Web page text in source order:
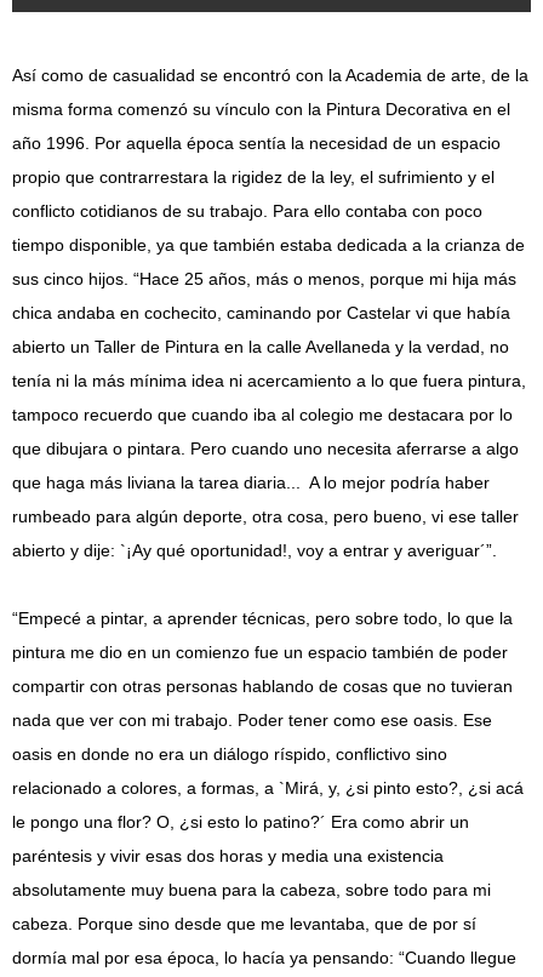
Así como de casualidad se encontró con la Academia de arte, de la
misma forma comenzó su vínculo con la Pintura Decorativa en el
año 1996. Por aquella época sentía la necesidad de un espacio
propio que contrarrestara la rigidez de la ley, el sufrimiento y el
conflicto cotidianos de su trabajo. Para ello contaba con poco
tiempo disponible, ya que también estaba dedicada a la crianza de
sus cinco hijos. “Hace 25 años, más o menos, porque mi hija más
chica andaba en cochecito, caminando por Castelar vi que había
abierto un Taller de Pintura en la calle Avellaneda y la verdad, no
tenía ni la más mínima idea ni acercamiento a lo que fuera pintura,
tampoco recuerdo que cuando iba al colegio me destacara por lo
que dibujara o pintara. Pero cuando uno necesita aferrarse a algo
que haga más liviana la tarea diaria... A lo mejor podría haber
rumbeado para algún deporte, otra cosa, pero bueno, vi ese taller
abierto y dije: `¡Ay qué oportunidad!, voy a entrar y averiguar´”.
“Empecé a pintar, a aprender técnicas, pero sobre todo, lo que la
pintura me dio en un comienzo fue un espacio también de poder
compartir con otras personas hablando de cosas que no tuvieran
nada que ver con mi trabajo. Poder tener como ese oasis. Ese
oasis en donde no era un diálogo ríspido, conflictivo sino
relacionado a colores, a formas, a `Mirá, y, ¿si pinto esto?, ¿si acá
le pongo una flor? O, ¿si esto lo patino?´ Era como abrir un
paréntesis y vivir esas dos horas y media una existencia
absolutamente muy buena para la cabeza, sobre todo para mi
cabeza. Porque sino desde que me levantaba, que de por sí
dormía mal por esa época, lo hacía ya pensando: “Cuando llegue